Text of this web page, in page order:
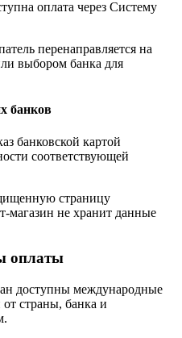
оплата через Систему
перенаправляется на
выбором банка для
банков
банковской картой
соответствующей
страницу
магазин не хранит данные
оплаты
доступны международные
страны, банка и